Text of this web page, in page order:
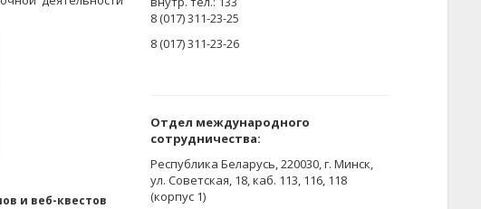
и веб-квестов
8 (017) 311-23-25
8 (017) 311-23-26
Отдел международного
сотрудничества:
Республика Беларусь, 220030, г. Минск,
ул. Советская, 18, каб. 113, 116, 118
(корпус 1)